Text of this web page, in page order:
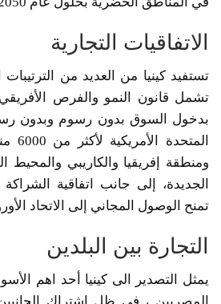
الاتفاقيات التجارية
تستفيد كينيا من العديد من الترتيبات
بدخول السوق بدون رسوم وبدون
ومنطقة إفريقيا والكاريبي والمحيط
تمنح الوصول المجاني إلى الاتحاد
التجارة بين البلدين
يمثل التصدير الى كينيا أحد اهم